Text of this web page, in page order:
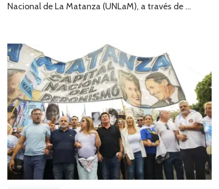
Nacional de La Matanza (UNLaM), a través de …